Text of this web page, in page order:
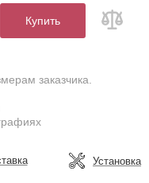
Купить
заказчика.
Установка